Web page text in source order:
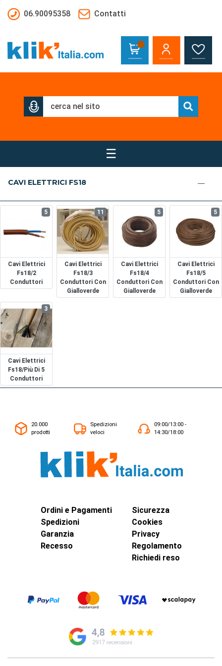
06.90095358
Contatti
☰
CAVI ELETTRICI FS18
Cavi Elettrici
Fs18/2
Conduttori
5
Cavi Elettrici
Fs18/3
Conduttori Con
Gialloverde
11
Cavi Elettrici
Fs18/4
Conduttori Con
Gialloverde
5
Cavi Elettrici
Fs18/5
Conduttori Con
Gialloverde
5
Cavi Elettrici
Fs18/più Di 5
Conduttori
3
20.000
prodotti
Spedizioni
veloci
09:00/13:00 -
14:30/18:00
Ordini e Pagamenti
Spedizioni
Garanzia
Recesso
Sicurezza
Cookies
Privacy
Regolamento
Richiedi reso